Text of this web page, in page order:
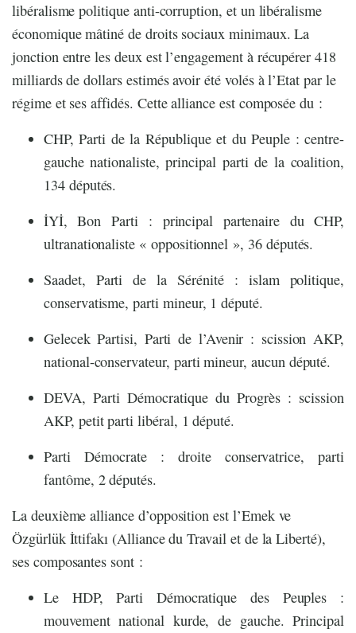
libéralisme politique anti-corruption, et un libéralisme
économique mâtiné de droits sociaux minimaux. La
jonction entre les deux est l’engagement à récupérer 418
milliards de dollars estimés avoir été volés à l’Etat par le
régime et ses affidés. Cette alliance est composée du :
CHP, Parti de la République et du Peuple : centre-
gauche nationaliste, principal parti de la coalition,
134 députés.
İYİ, Bon Parti : principal partenaire du CHP,
ultranationaliste « oppositionnel », 36 députés.
Saadet, Parti de la Sérénité : islam politique,
conservatisme, parti mineur, 1 député.
Gelecek Partisi, Parti de l’Avenir : scission AKP,
national-conservateur, parti mineur, aucun député.
DEVA, Parti Démocratique du Progrès : scission
AKP, petit parti libéral, 1 député.
Parti Démocrate : droite conservatrice, parti
fantôme, 2 députés.
La deuxième alliance d’opposition est l’Emek ve
Özgürlük İttifakı (Alliance du Travail et de la Liberté),
ses composantes sont :
Le HDP, Parti Démocratique des Peuples :
mouvement national kurde, de gauche. Principal